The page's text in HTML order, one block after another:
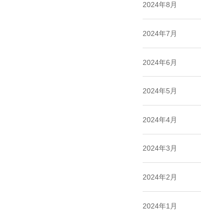
2024年8月
2024年7月
2024年6月
2024年5月
2024年4月
2024年3月
2024年2月
2024年1月